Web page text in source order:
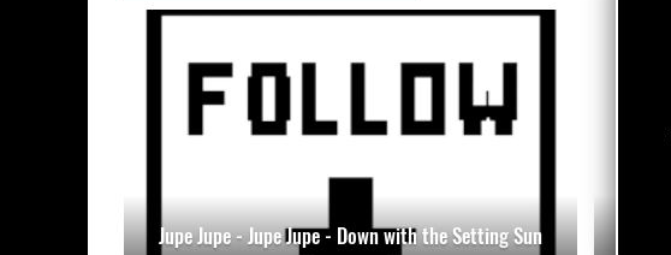
Jupe Jupe - Jupe Jupe - Down with the Setting Sun